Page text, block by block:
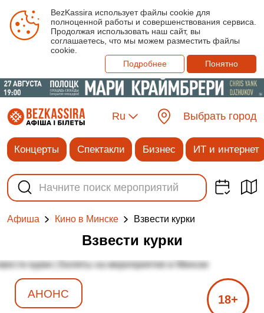
BezKassira использует файлы cookie для
полноценной работы и совершенствования сервиса.
Продолжая использовать наш сайт, вы
соглашаетесь, что мы можем разместить файлы
cookie.
Подробнее
Понятно
Ru Выбрать город
Концерты Спектакли Бизнес ИТ и интернет
Афиша Кино в Минске Взвести курки
Взвести курки
АНОНС 18+